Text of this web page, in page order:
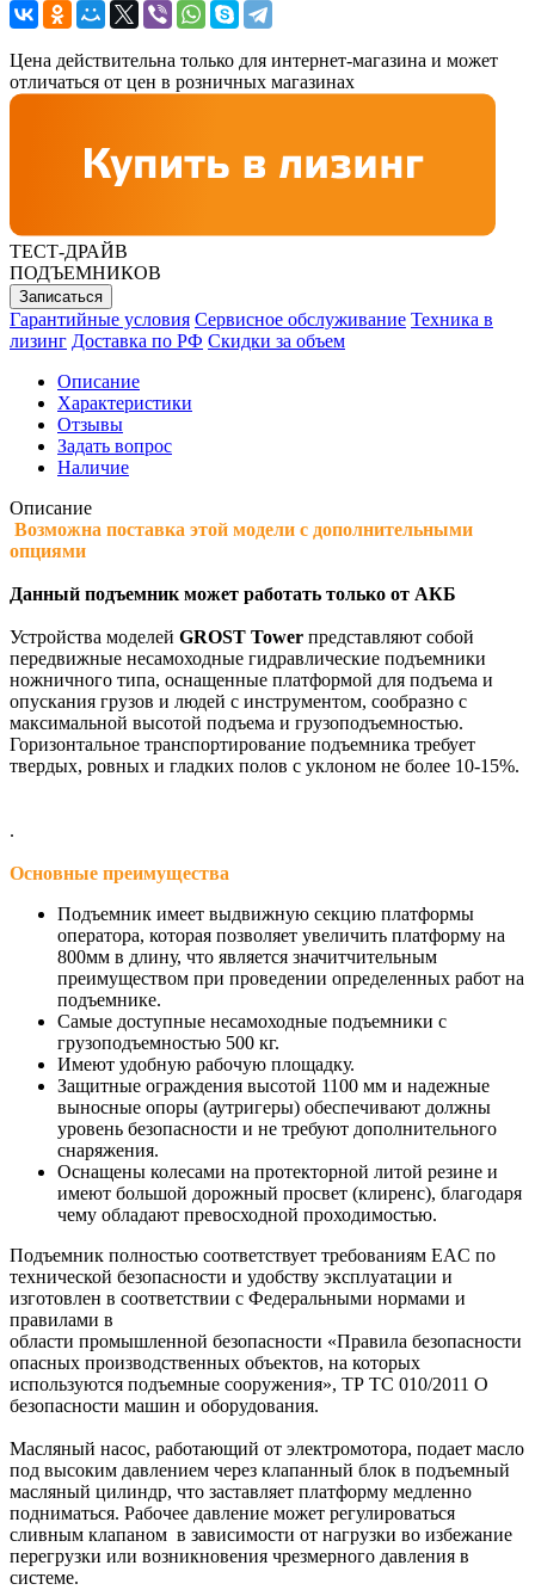
Цена действительна только для интернет-магазина и может
отличаться от цен в розничных магазинах
ТЕСТ-ДРАЙВ
ПОДЪЕМНИКОВ
Записаться
Гарантийные условия Сервисное обслуживание Техника в
лизинг Доставка по РФ Скидки за объем
Описание
Характеристики
Отзывы
Задать вопрос
Наличие
Описание
Возможна поставка этой модели с дополнительными
опциями
Данный подъемник может работать только от АКБ
Устройства моделей GROST Tower представляют собой
передвижные несамоходные гидравлические подъемники
ножничного типа, оснащенные платформой для подъема и
опускания грузов и людей с инструментом, сообразно с
максимальной высотой подъема и грузоподъемностью.
Горизонтальное транспортирование подъемника требует
твердых, ровных и гладких полов с уклоном не более 10-15%.
.
Основные преимущества
Подъемник имеет выдвижную секцию платформы
оператора, которая позволяет увеличить платформу на
800мм в длину, что является значитчительным
преимуществом при проведении определенных работ на
подъемнике.
Самые доступные несамоходные подъемники с
грузоподъемностью 500 кг.
Имеют удобную рабочую площадку.
Защитные ограждения высотой 1100 мм и надежные
выносные опоры (аутригеры) обеспечивают должны
уровень безопасности и не требуют дополнительного
снаряжения.
Оснащены колесами на протекторной литой резине и
имеют большой дорожный просвет (клиренс), благодаря
чему обладают превосходной проходимостью.
Подъемник полностью соответствует требованиям ЕAС по
технической безопасности и удобству эксплуатации и
изготовлен в соответствии с Федеральными нормами и
правилами в
области промышленной безопасности «Правила безопасности
опасных производственных объектов, на которых
используются подъемные сооружения», ТР ТС 010/2011 О
безопасности машин и оборудования.
Масляный насос, работающий от электромотора, подает масло
под высоким давлением через клапанный блок в подъемный
масляный цилиндр, что заставляет платформу медленно
подниматься. Рабочее давление может регулироваться
сливным клапаном в зависимости от нагрузки во избежание
перегрузки или возникновения чрезмерного давления в
системе.